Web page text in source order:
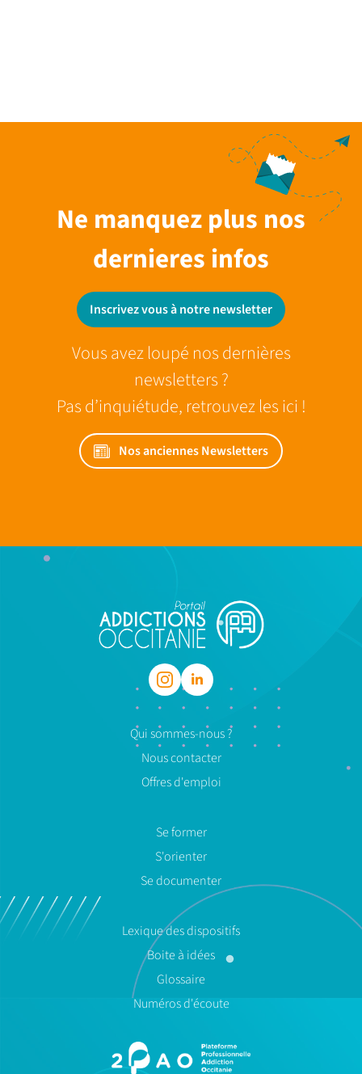
Ne manquez plus nos
dernieres infos
Inscrivez vous à notre newsletter
Vous avez loupé nos dernières
newsletters ?
Pas d’inquiétude, retrouvez les ici !
Nos anciennes Newsletters
Qui sommes-nous ?
Nous contacter
Offres d'emploi
Se former
S'orienter
Se documenter
Lexique des dispositifs
Boite à idées
Glossaire
Numéros d'écoute